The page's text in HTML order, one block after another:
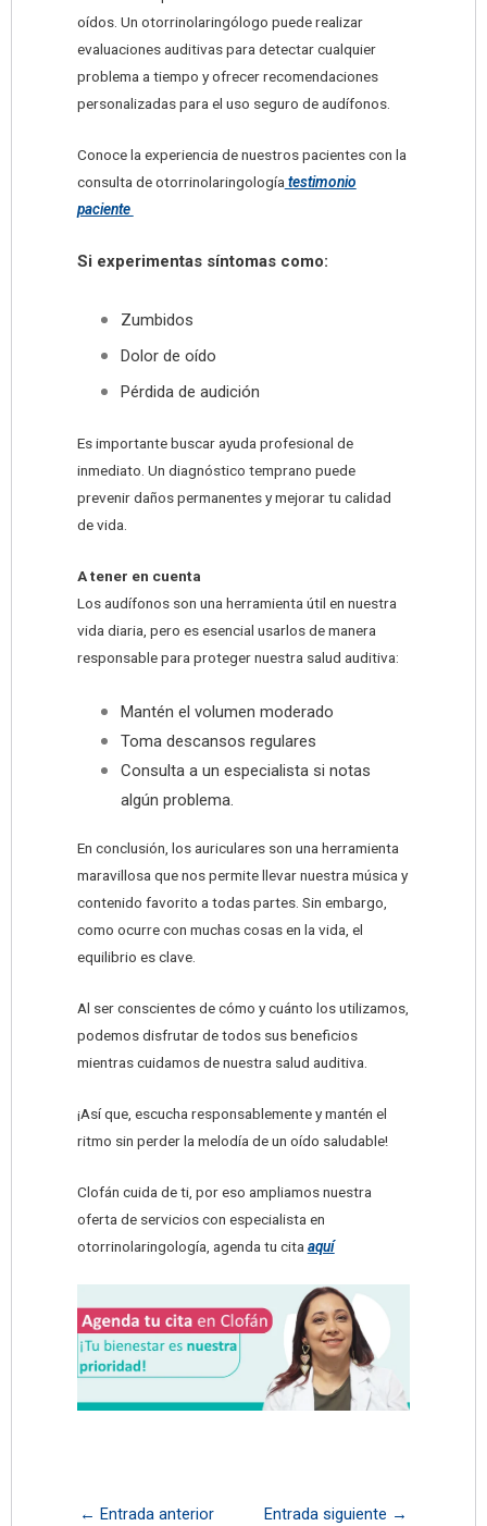
oídos. Un otorrinolaringólogo puede realizar
evaluaciones auditivas para detectar cualquier
problema a tiempo y ofrecer recomendaciones
personalizadas para el uso seguro de audífonos.
Conoce la experiencia de nuestros pacientes con la
consulta de otorrinolaringología testimonio
paciente
Si experimentas síntomas como:
Zumbidos
Dolor de oído
Pérdida de audición
Es importante buscar ayuda profesional de
inmediato. Un diagnóstico temprano puede
prevenir daños permanentes y mejorar tu calidad
de vida.
A tener en cuenta
Los audífonos son una herramienta útil en nuestra
vida diaria, pero es esencial usarlos de manera
responsable para proteger nuestra salud auditiva:
Mantén el volumen moderado
Toma descansos regulares
Consulta a un especialista si notas
algún problema.
En conclusión, los auriculares son una herramienta
maravillosa que nos permite llevar nuestra música y
contenido favorito a todas partes. Sin embargo,
como ocurre con muchas cosas en la vida, el
equilibrio es clave.
Al ser conscientes de cómo y cuánto los utilizamos,
podemos disfrutar de todos sus beneficios
mientras cuidamos de nuestra salud auditiva.
¡Así que, escucha responsablemente y mantén el
ritmo sin perder la melodía de un oído saludable!
Clofán cuida de ti, por eso ampliamos nuestra
oferta de servicios con especialista en
otorrinolaringología, agenda tu cita aquí
← Entrada anterior Entrada siguiente →